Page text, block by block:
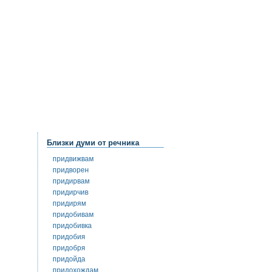
Близки думи от речника
придвижвам
придворен
придирвам
придирчив
придирям
придобивам
придобивка
придобия
придобря
придойда